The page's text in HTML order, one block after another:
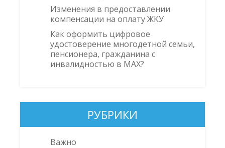
Изменения в предоставлении
компенсации на оплату ЖКУ
Как оформить цифровое
удостоверение многодетной семьи,
пенсионера, гражданина с
инвалидностью в MAX?
РУБРИКИ
Важно